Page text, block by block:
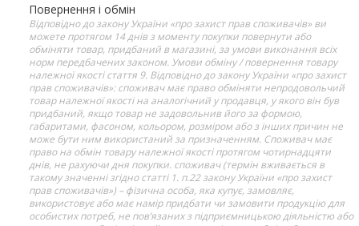
Повернення і обмін
Відповідно до закону України «про захист прав споживачів» ви
можете протягом 14 днів з моменту покупки повернути або
обміняти товар, придбаний в магазині, за умови виконання всіх
норм передбачених законом. Умови обміну / повернення товару
належної якості стаття 9. Відповідно до закону України «про захист
прав споживачів»: споживач має право обміняти непродовольчий
товар належної якості на аналогічний у продавця, у якого він був
придбаний, якщо товар не задовольнив його за формою,
габаритами, фасоном, кольором, розміром або з інших причин не
може бути ним використаний за призначенням. Споживач має
право на обмін товару належної якості протягом чотирнадцяти
днів, не рахуючи дня покупки. споживач (термін вживається в
такому значенні згідно статті 1. п.22 закону України «про захист
прав споживачів») – фізична особа, яка купує, замовляє,
використовує або має намір придбати чи замовити продукцію для
особистих потреб, не пов’язаних з підприємницькою діяльністю або